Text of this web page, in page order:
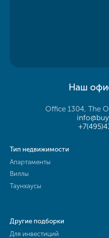
Наш
Office 1304, The
Тип недвижимости
Апартаменты
Виллы
Таунхаусы
Другие подборки
Для инвестиций